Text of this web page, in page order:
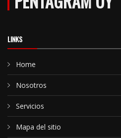
LINKS
Home
Nosotros
Servicios
Mapa del sitio